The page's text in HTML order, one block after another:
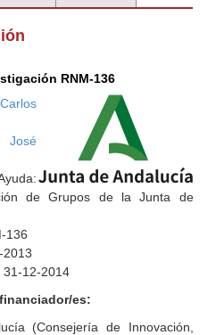
RNM-136
José
de Grupos de la Junta de
136
2013
31-12-2014
es:
(Consejería de Innovación,